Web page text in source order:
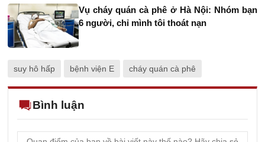
Vụ cháy quán cà phê ở Hà Nội: Nhóm bạn
6 người, chỉ mình tôi thoát nạn
suy hô hấp bệnh viện E cháy quán cà phê
Bình luận